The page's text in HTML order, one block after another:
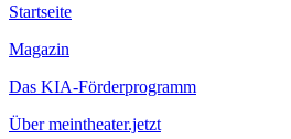
Startseite
Magazin
Das KIA-Förderprogramm
Über meintheater.jetzt